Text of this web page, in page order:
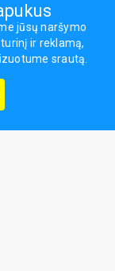
© 2026
jūsų naršymo
ir reklamą,
srautą.